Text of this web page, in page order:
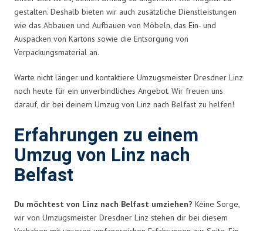
gestalten. Deshalb bieten wir auch zusätzliche Dienstleistungen
wie das Abbauen und Aufbauen von Möbeln, das Ein- und
Auspacken von Kartons sowie die Entsorgung von
Verpackungsmaterial an.
Warte nicht länger und kontaktiere Umzugsmeister Dresdner Linz
noch heute für ein unverbindliches Angebot. Wir freuen uns
darauf, dir bei deinem Umzug von Linz nach Belfast zu helfen!
Erfahrungen zu einem
Umzug von Linz nach
Belfast
Du möchtest von Linz nach Belfast umziehen? Keine Sorge,
wir von Umzugsmeister Dresdner Linz stehen dir bei diesem